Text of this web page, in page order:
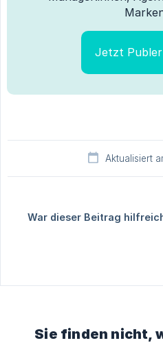
Jetzt
Aktualisiert
War dieser Beitrag
Sie finden nicht,